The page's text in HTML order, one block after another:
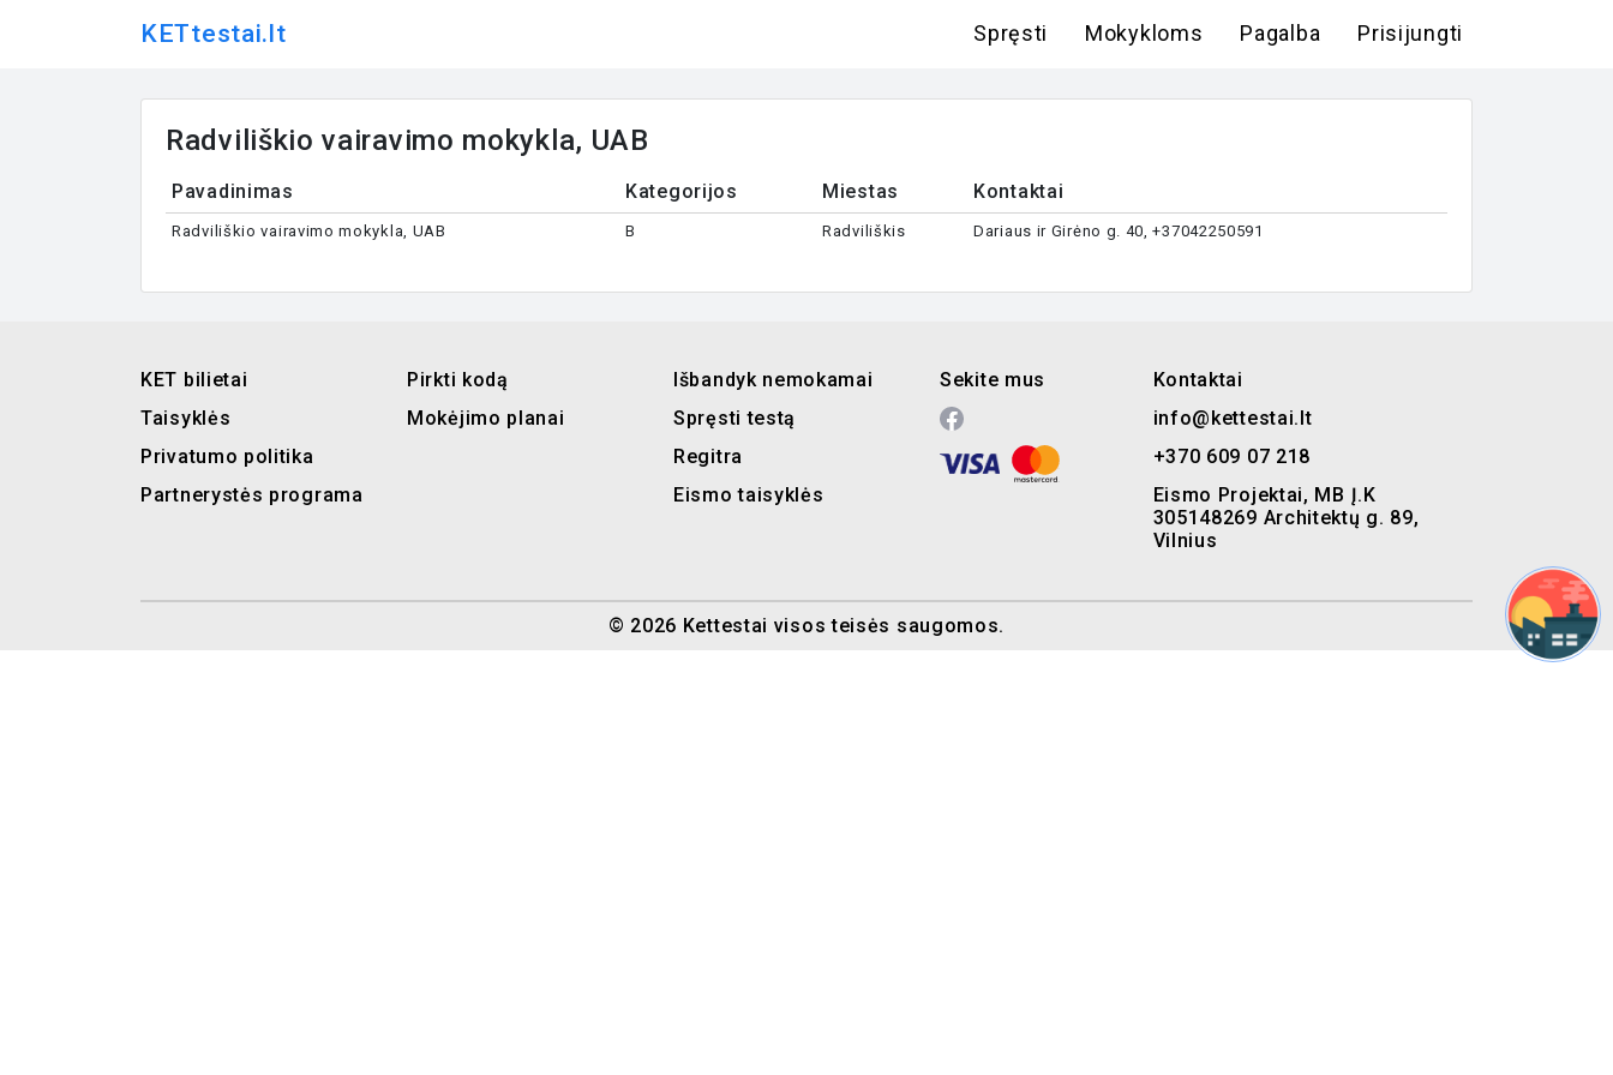
KETtestai.lt Spręsti Mokykloms Pagalba Prisijungti
Radviliškio vairavimo mokykla, UAB
Pavadinimas Kategorijos Miestas Kontaktai
Radviliškio vairavimo mokykla, UAB B Radviliškis Dariaus ir Girėno g. 40, +37042250591
KET bilietai
Taisyklės
Privatumo politika
Partnerystės programa
Pirkti kodą
Mokėjimo planai
Išbandyk nemokamai
Spręsti testą
Regitra
Eismo taisyklės
Sekite mus
Kontaktai
info@kettestai.lt
+370 609 07 218
Eismo Projektai, MB Į.K
305148269 Architektų g. 89,
Vilnius
© 2026 Kettestai visos teisės saugomos.